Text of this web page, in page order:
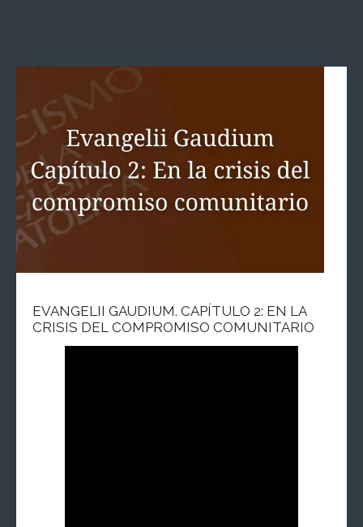
EVANGELII GAUDIUM. CAPÍTULO 2: EN LA
CRISIS DEL COMPROMISO COMUNITARIO